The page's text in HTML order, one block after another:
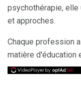
psychothérapie,
et approches.
Chaque profession
matière d'éducation